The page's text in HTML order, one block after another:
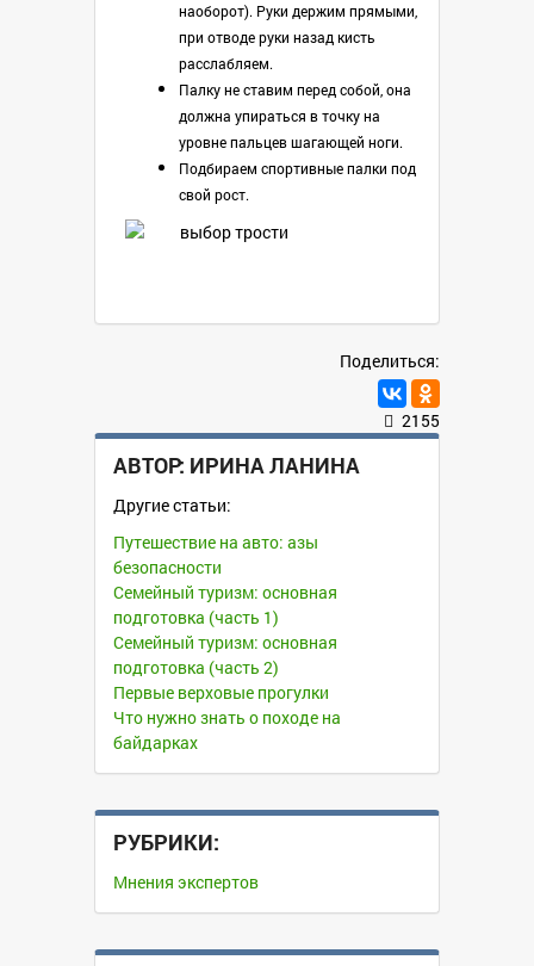
наоборот). Руки держим прямыми,
при отводе руки назад кисть
расслабляем.
Палку не ставим перед собой, она
должна упираться в точку на
уровне пальцев шагающей ноги.
Подбираем спортивные палки под
свой рост.
Поделиться:
2155
АВТОР: ИРИНА ЛАНИНА
Другие статьи:
Путешествие на авто: азы
безопасности
Семейный туризм: основная
подготовка (часть 1)
Семейный туризм: основная
подготовка (часть 2)
Первые верховые прогулки
Что нужно знать о походе на
байдарках
РУБРИКИ:
Мнения экспертов